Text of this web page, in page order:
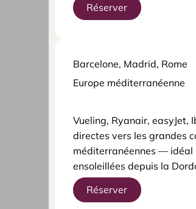
Réserver
Barcelone, Madrid, Rome
Europe méditerranéenne
Vueling, Ryanair, easyJet,
directes vers les grandes
méditerranéennes — idéal
ensoleillées depuis la
Réserver